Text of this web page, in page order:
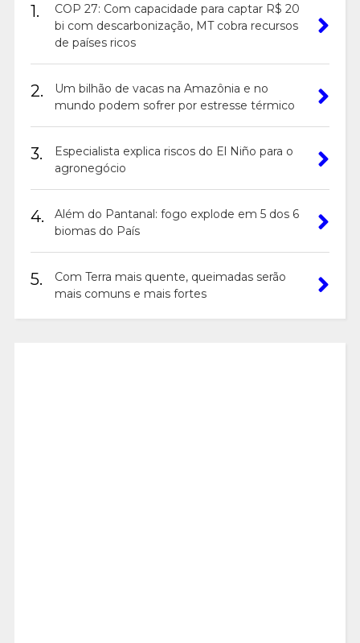
1.
COP 27: Com capacidade para captar R$ 20
bi com descarbonização, MT cobra recursos
de países ricos
2.
Um bilhão de vacas na Amazônia e no
mundo podem sofrer por estresse térmico
3.
Especialista explica riscos do El Niño para o
agronegócio
4.
Além do Pantanal: fogo explode em 5 dos 6
biomas do País
5.
Com Terra mais quente, queimadas serão
mais comuns e mais fortes